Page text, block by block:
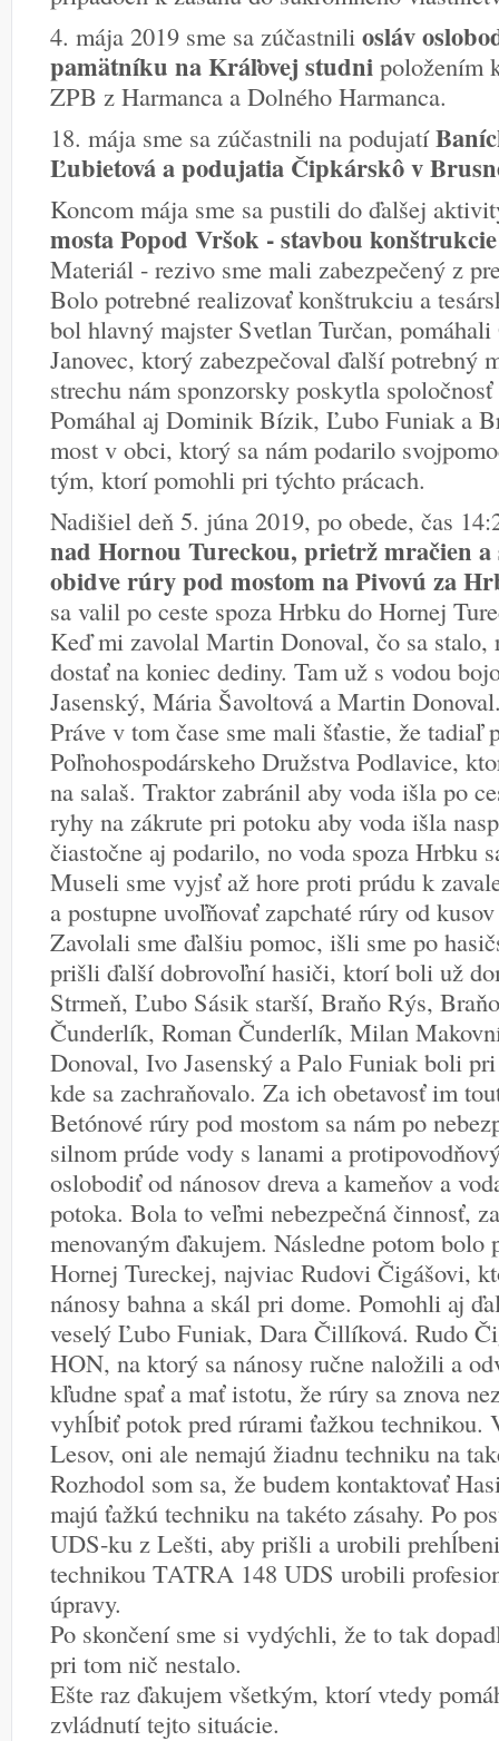
4. mája 2019 sme sa zúčastnili osláv
pamätníku na Kráľovej studnipoložením
ZPB z Harmanca a Dolného Harmanca.
18. mája sme sa zúčastnili na podujatí
Ľubietová a podujatia Čipkárskô v
Koncom mája sme sa pustili do ďalšej
mosta Popod Vršok - stavbou
Materiál - rezivo sme mali zabezpečený z
Bolo potrebné realizovať konštrukciu a
bol hlavný majster Svetlan Turčan, pomáhali
Janovec, ktorý zabezpečoval ďalší potrebný
strechu nám sponzorsky poskytla
Pomáhal aj Dominik Bízik, Ľubo Funiak a
most v obci, ktorý sa nám podarilo
tým, ktorí pomohli pri týchto prácach.
Nadišiel deň 5. júna 2019, po obede, čas
nad Hornou Tureckou, prietrž mračien
obidve rúry pod mostom na Pivovú za
sa valil po ceste spoza Hrbku do Hornej
Keď mi zavolal Martin Donoval, čo sa stalo,
dostať na koniec dediny. Tam už s vodou
Jasenský, Mária Šavoltová a Martin
Práve v tom čase sme mali šťastie, že tadiaľ
Poľnohospodárskeho Družstva Podlavice,
na salaš. Traktor zabránil aby voda išla po
ryhy na zákrute pri potoku aby voda išla
čiastočne aj podarilo, no voda spoza Hrbku
Museli sme vyjsť až hore proti prúdu k
a postupne uvoľňovať zapchaté rúry od
Zavolali sme ďalšiu pomoc, išli sme po
prišli ďalší dobrovoľní hasiči, ktorí boli už
Strmeň, Ľubo Sásik starší, Braňo Rýs,
Čunderlík, Roman Čunderlík, Milan
Donoval, Ivo Jasenský a Palo Funiak boli
kde sa zachraňovalo. Za ich obetavosť im
Betónové rúry pod mostom sa nám po
silnom prúde vody s lanami a
oslobodiť od nánosov dreva a kameňov a
potoka. Bola to veľmi nebezpečná činnosť,
menovaným ďakujem. Následne potom bolo
Hornej Tureckej, najviac Rudovi Čigášovi,
nánosy bahna a skál pri dome. Pomohli aj
veselý Ľubo Funiak, Dara Čillíková. Rudo
HON, na ktorý sa nánosy ručne naložili a
kľudne spať a mať istotu, že rúry sa znova
vyhĺbiť potok pred rúrami ťažkou technikou.
Lesov, oni ale nemajú žiadnu techniku na
Rozhodol som sa, že budem kontaktovať
majú ťažkú techniku na takéto zásahy. Po
UDS-ku z Lešti, aby prišli a urobili
technikou TATRA 148 UDS urobili
úpravy.
Po skončení sme si vydýchli, že to tak
pri tom nič nestalo.
Ešte raz ďakujem všetkým, ktorí vtedy
zvládnutí tejto situácie.